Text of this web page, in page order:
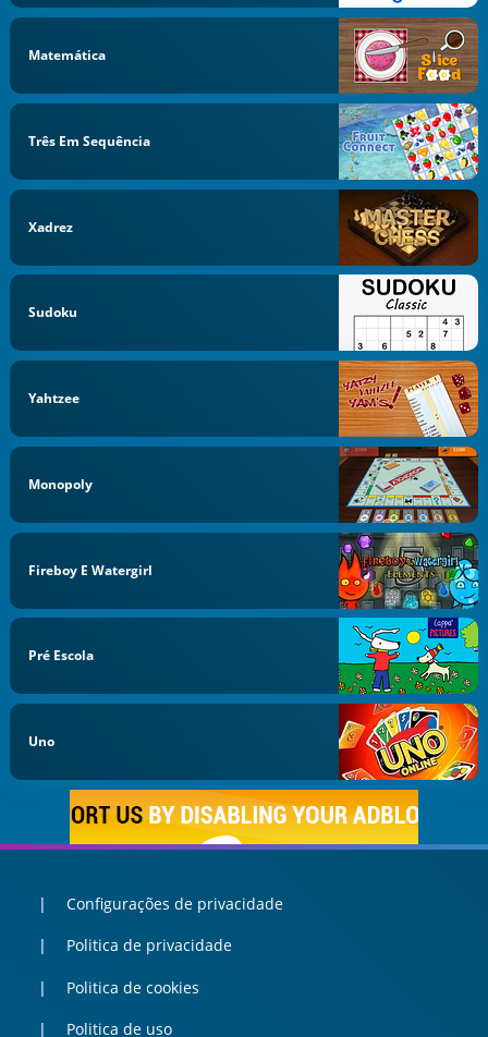
Matemática
Três Em Sequência
Xadrez
Sudoku
Yahtzee
Monopoly
Fireboy E Watergirl
Pré Escola
Uno
Configurações de privacidade
Politica de privacidade
Politica de cookies
Politica de uso